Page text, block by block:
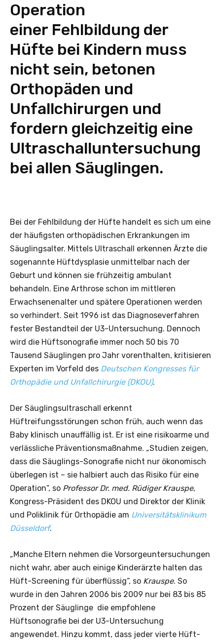
Operation
einer Fehlbildung der
Hüfte bei Kindern muss
nicht sein, betonen
Orthopäden und
Unfallchirurgen und
fordern gleichzeitig eine
Ultraschalluntersuchung
bei allen Säuglingen.
Bei der Fehlbildung der Hüfte handelt es sich um eine
der häufigsten orthopädischen Erkrankungen im
Säuglingsalter. Mittels Ultraschall erkennen Ärzte die
sogenannte Hüftdysplasie unmittelbar nach der
Geburt und können sie frühzeitig ambulant
behandeln. Eine Arthrose schon im mittleren
Erwachsenenalter und spätere Operationen werden
so verhindert. Seit 1996 ist das Diagnoseverfahren
fester Bestandteil der U3-Untersuchung. Dennoch
wird die Hüftsonografie immer noch 50 bis 70
Tausend Säuglingen pro Jahr vorenthalten, kritisieren
Experten im Vorfeld des Deutschen Kongresses für
Orthopädie und Unfallchirurgie (DKOU).
Der Säuglingsultraschall erkennt
Hüftreifungsstörungen schon früh, auch wenn das
Baby klinisch unauffällig ist. Er ist eine risikoarme und
verlässliche Präventionsmaßnahme. „Studien zeigen,
dass die Säuglings-Sonografie nicht nur ökonomisch
überlegen ist – sie halbiert auch das Risiko für eine
Operation“, so Professor Dr. med. Rüdiger Krauspe,
Kongress-Präsident des DKOU und Direktor der Klinik
und Poliklinik für Orthopädie am Universitätsklinikum
Düsseldorf.
„Manche Eltern nehmen die Vorsorgeuntersuchungen
nicht wahr, aber auch einige Kinderärzte halten das
Hüft-Screening für überflüssig“, so Krauspe. So
wurde in den Jahren 2006 bis 2009 nur bei 83 bis 85
Prozent der Säuglinge die empfohlene
Hüftsonografie bei der U3-Untersuchung
angewendet. Hinzu kommt, dass jeder vierte Hüft-